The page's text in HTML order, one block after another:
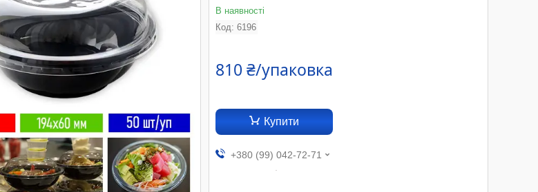
В наявності
Код: 6196
810 ₴/упаковка
Купити
+380 (99) 042-72-71